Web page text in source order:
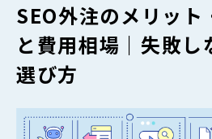
SEO外注のメリット
と費用相場｜失敗し
選び方